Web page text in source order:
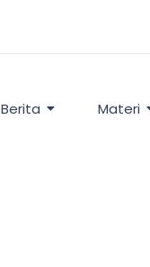
Berita Materi